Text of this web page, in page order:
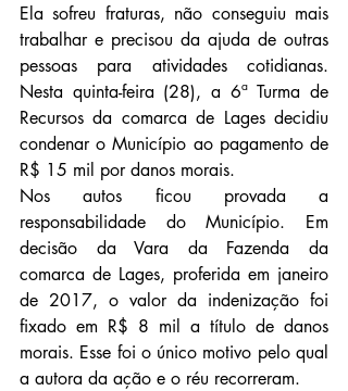
Ela sofreu fraturas, não conseguiu mais
trabalhar e precisou da ajuda de outras
pessoas para atividades cotidianas.
Nesta quinta-feira (28), a 6ª Turma de
Recursos da comarca de Lages decidiu
condenar o Município ao pagamento de
R$ 15 mil por danos morais.
Nos autos ficou provada a
responsabilidade do Município. Em
decisão da Vara da Fazenda da
comarca de Lages, proferida em janeiro
de 2017, o valor da indenização foi
fixado em R$ 8 mil a título de danos
morais. Esse foi o único motivo pelo qual
a autora da ação e o réu recorreram.